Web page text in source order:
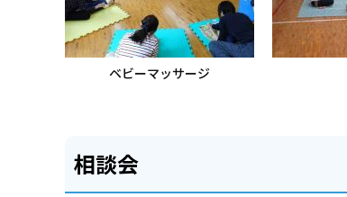
ベビーマッサージ
相談会